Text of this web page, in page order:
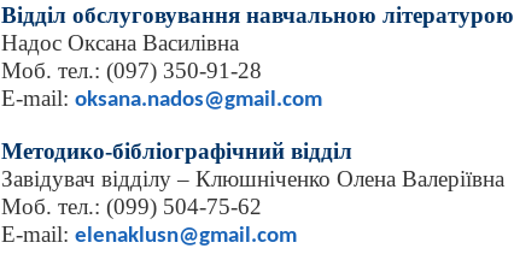
Відділ обслуговування навчальною літературою
Надос Оксана Василівна
Моб. тел.: (097) 350-91-28
E-mail: oksana.nados@gmail.com
Методико-бібліографічний відділ
Завідувач відділу – Клюшніченко Олена Валеріївна
Моб. тел.: (099) 504-75-62
E-mail: elenaklusn@gmail.com